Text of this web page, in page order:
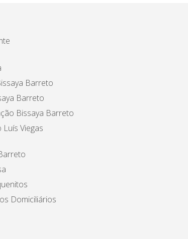
Barreto
Barreto
Bissaya Barreto
Viegas
Domiciliários